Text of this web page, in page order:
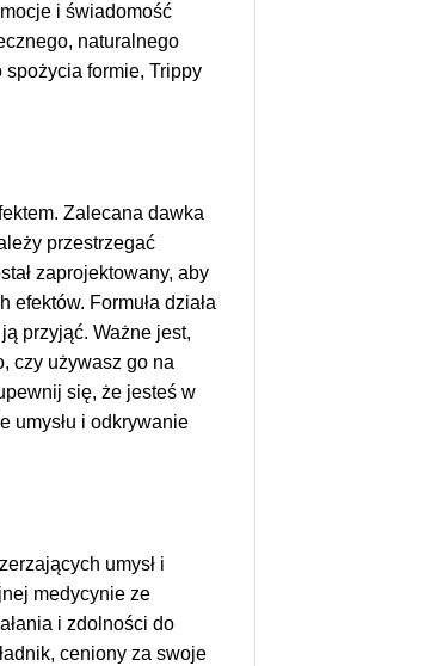
i świadomość
naturalnego
formie, Trippy
Zalecana dawka
przestrzegać
zaprojektowany, aby
Formuła działa
przyjąć. Ważne jest,
czy używasz go na
się, że jesteś w
umysłu i odkrywanie
umysł i
medycynie ze
i zdolności do
ceniony za swoje